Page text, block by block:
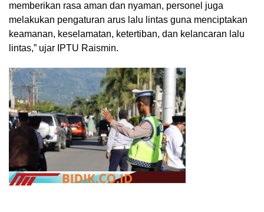
memberikan rasa aman dan nyaman, personel juga
melakukan pengaturan arus lalu lintas guna menciptakan
keamanan, keselamatan, ketertiban, dan kelancaran lalu
lintas,” ujar IPTU Raismin.